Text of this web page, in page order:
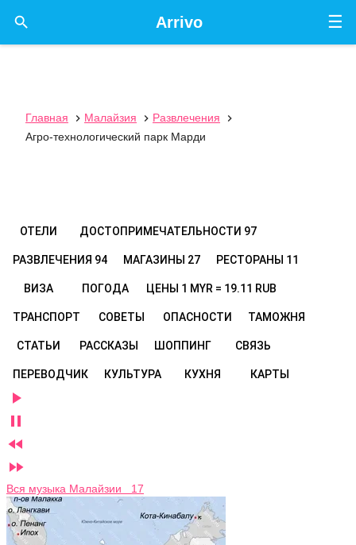
☰
Arrivo

Главная  Малайзия  Развлечения

Агро-технологический парк Марди
ОТЕЛИ ДОСТОПРИМЕЧАТЕЛЬНОСТИ 97
РАЗВЛЕЧЕНИЯ 94 МАГАЗИНЫ 27 РЕСТОРАНЫ 11
ВИЗА ПОГОДА ЦЕНЫ 1 MYR = 19.11 RUB
ТРАНСПОРТ СОВЕТЫ ОПАСНОСТИ ТАМОЖНЯ
СТАТЬИ РАССКАЗЫ ШОППИНГ СВЯЗЬ
ПЕРЕВОДЧИК КУЛЬТУРА КУХНЯ КАРТЫ




Вся музыка Малайзии 17